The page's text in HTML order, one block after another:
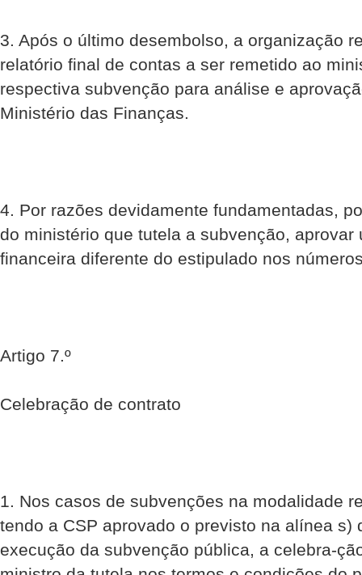
3. Após o último desembolso, a organização
relatório final de contas a ser remetido ao
respectiva subvenção para análise e
Ministério das Finanças.
4. Por razões devidamente fundamentadas,
do ministério que tutela a subvenção, aprovar
financeira diferente do estipulado nos
Artigo 7.º
Celebração de contrato
1. Nos casos de subvenções na modalidade
tendo a CSP aprovado o previsto na alínea s)
execução da subvenção pública, a celebra-